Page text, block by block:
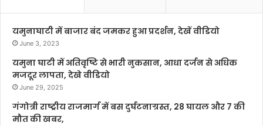
यमुनाघाटी में बाजार बंद जमकर हुआ प्रदर्शन, देखें वीडियो
June 3, 2023
यमुना घाटी में अतिवृष्टि से भारी नुकसान, आधा दर्जन से अधिक
मजदूर लापता, देखे वीडियो
June 29, 2025
गंगोत्री राष्ट्रीय राजमार्ग में बस दुर्घटनाग्रस्त, 28 घायल और 7 की
मौत की खबर,